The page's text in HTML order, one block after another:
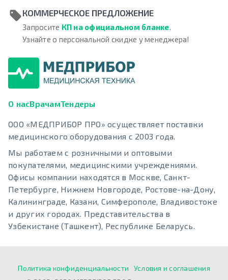
КОММЕРЧЕСКОЕ ПРЕДЛОЖЕНИЕ
Запросите КП на официальном бланке.
Узнайте о персональной скидке у менеджера!
О насВрачамТендеры
ООО «МЕДПРИБОР ПРО» осуществляет поставки
медицинского оборудования с 2003 года.
Мы работаем с розничными и оптовыми
покупателями, медицинскими учреждениями.
Офисы компании находятся в Москве, Санкт-
Петербурге, Нижнем Новгороде, Ростове-на-Дону,
Калининграде, Казани, Симферополе, Владивостоке
и других городах. Представительства в
Узбекистане (Ташкент), Республике Беларусь.
Политика конфиденциальности
Условия и соглашения